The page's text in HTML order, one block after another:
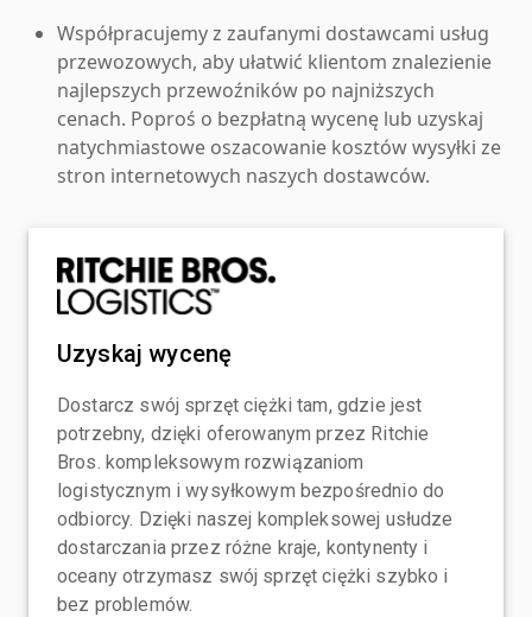
Współpracujemy z zaufanymi dostawcami usług
przewozowych, aby ułatwić klientom znalezienie
najlepszych przewoźników po najniższych
cenach. Poproś o bezpłatną wycenę lub uzyskaj
natychmiastowe oszacowanie kosztów wysyłki ze
stron internetowych naszych dostawców.
Uzyskaj wycenę
Dostarcz swój sprzęt ciężki tam, gdzie jest
potrzebny, dzięki oferowanym przez Ritchie
Bros. kompleksowym rozwiązaniom
logistycznym i wysyłkowym bezpośrednio do
odbiorcy. Dzięki naszej kompleksowej usłudze
dostarczania przez różne kraje, kontynenty i
oceany otrzymasz swój sprzęt ciężki szybko i
bez problemów.